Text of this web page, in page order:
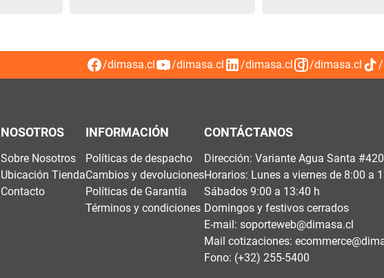
/dimasa.cl /dimasa.cl /dimasa.cl /dimasa.cl /
NOSOTROS
Sobre Nosotros
Ubicación Tienda
Contacto
INFORMACIÓN
Políticas de despacho
Cambios y devoluciones
Políticas de Garantía
Términos y condiciones
CONTÁCTANOS
Dirección: Variante Agua Santa
Horarios: Lunes a viernes de 8:00 a
Sábados 9:00 a 13:40 h
Domingos y festivos cerrados
E-mail: soporteweb@dimasa.cl
Mail cotizaciones:
Fono: (+32) 255-5400